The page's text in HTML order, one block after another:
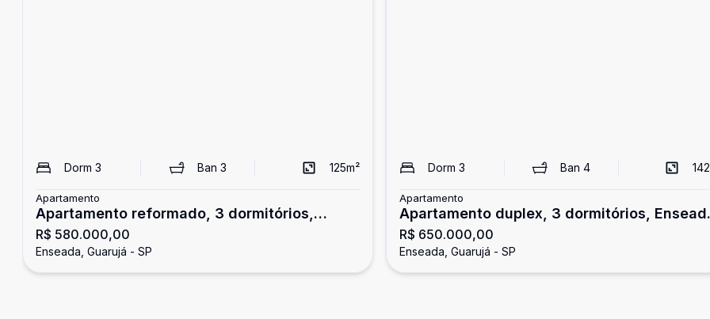
Dorm 3 Ban3 125m²
Apartamento
Apartamento reformado, 3 dormitórios,
Enseada, Guarujá
R$ 580.000,00
Enseada, Guarujá - SP
Dorm 3 Ban4 142
Apartamento
Apartamento duplex, 3 dormitórios,
Guarujá
R$ 650.000,00
Enseada, Guarujá - SP